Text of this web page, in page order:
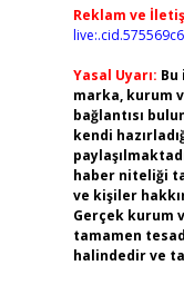
Reklam ve
Yasal Uyarı:
marka, kurum
bağlantısı
kendi
haber niteliği
ve kişiler
Gerçek kurum
tamamen
halindedir ve